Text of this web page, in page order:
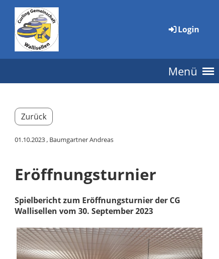
Login
Menü
Zurück
01.10.2023, Baumgartner Andreas
Eröffnungsturnier
Spielbericht zum Eröffnungsturnier der CG
Wallisellen vom 30. September 2023